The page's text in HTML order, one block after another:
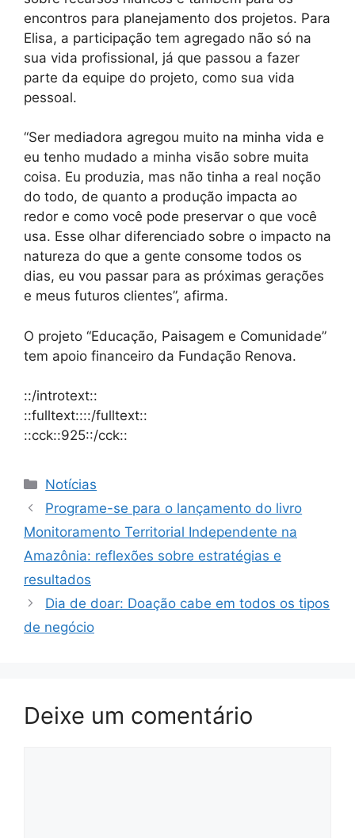
encontros para planejamento dos projetos. Para
Elisa, a participação tem agregado não só na
sua vida profissional, já que passou a fazer
parte da equipe do projeto, como sua vida
pessoal.
“Ser mediadora agregou muito na minha vida e
eu tenho mudado a minha visão sobre muita
coisa. Eu produzia, mas não tinha a real noção
do todo, de quanto a produção impacta ao
redor e como você pode preservar o que você
usa. Esse olhar diferenciado sobre o impacto na
natureza do que a gente consome todos os
dias, eu vou passar para as próximas gerações
e meus futuros clientes”, afirma.
O projeto “Educação, Paisagem e Comunidade”
tem apoio financeiro da Fundação Renova.
::/introtext::
::fulltext::::/fulltext::
::cck::925::/cck::
Notícias
Programe-se para o lançamento do livro
Monitoramento Territorial Independente na
Amazônia: reflexões sobre estratégias e
resultados
Dia de doar: Doação cabe em todos os tipos
de negócio
Deixe um comentário